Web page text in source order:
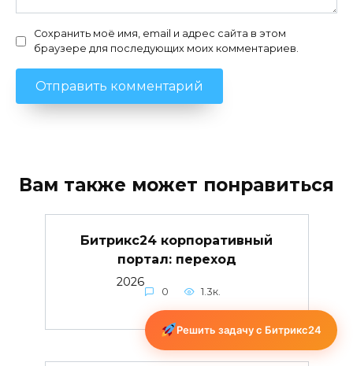
Сохранить моё имя, email и адрес сайта в этом
браузере для последующих моих комментариев.
Вам также может понравиться
Битрикс24 корпоративный
портал: переход
2026
0 1.3к.
Решить задачу с Битрикс24